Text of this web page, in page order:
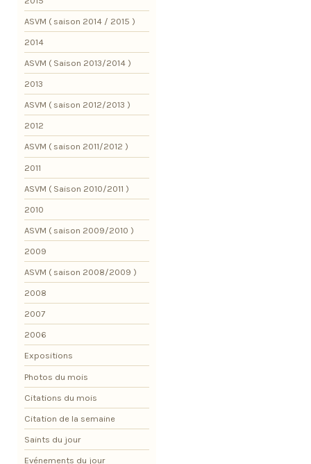
ASVM ( saison 2014 / 2015 )
2014
ASVM ( Saison 2013/2014 )
2013
ASVM ( saison 2012/2013 )
2012
ASVM ( saison 2011/2012 )
2011
ASVM ( Saison 2010/2011 )
2010
ASVM ( saison 2009/2010 )
2009
ASVM ( saison 2008/2009 )
2008
2007
2006
Expositions
Photos du mois
Citations du mois
Citation de la semaine
Saints du jour
Evénements du jour